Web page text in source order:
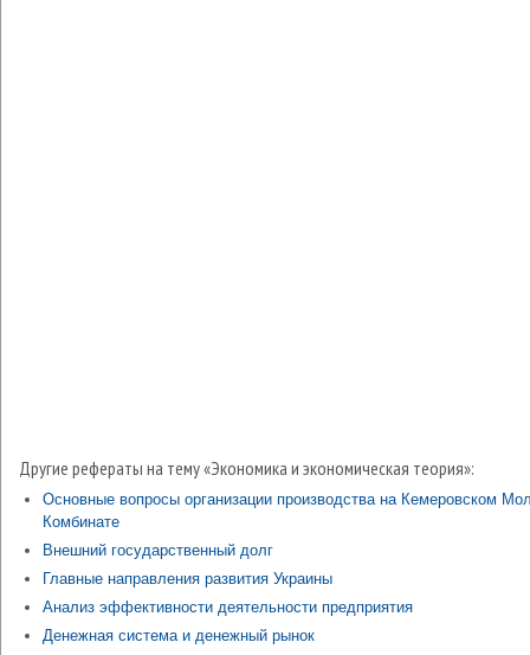
Другие рефераты на тему «Экономика и экономическая теория»:
Основные вопросы организации производства на Кемеровском
Комбинате
Внешний государственный долг
Главные направления развития Украины
Анализ эффективности деятельности предприятия
Денежная система и денежный рынок